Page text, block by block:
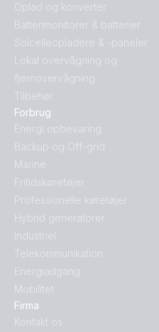
Oplad og konverter
Batterimonitorer & batterier
Solcelleopladere & -paneler
Lokal overvågning og
fjernovervågning
Tilbehør
Forbrug
Energi opbevaring
Backup og Off-grid
Marine
Fritidskøretøjer
Professionelle køretøjer
Hybrid generatorer
Industriel
Telekommunikation
Energiadgang
Mobilitet
Firma
Kontakt os